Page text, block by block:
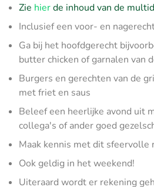
Zie hierde inhoud van de
Inclusief een voor- en
Ga bij het hoofdgerecht
butter chicken of garnalen van
Burgers en gerechten van de
met friet en saus
Beleef een heerlijke avond uit
collega's of ander goed
Maak kennis met dit sfeervolle
Ook geldig in het weekend!
Uiteraard wordt er rekening